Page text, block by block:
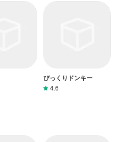
びっくりドンキー
4.6